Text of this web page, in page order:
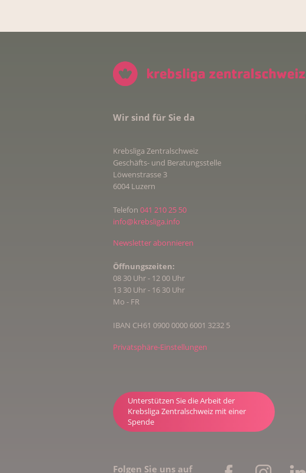
Wir sind für Sie da
Krebsliga Zentralschweiz
Geschäfts- und Beratungsstelle
Löwenstrasse 3
6004 Luzern
Telefon 041 210 25 50
info@krebsliga.info
Newsletter abonnieren
Öffnungszeiten:
08 30 Uhr - 12 00 Uhr
13 30 Uhr - 16 30 Uhr
Mo - FR
IBAN CH61 0900 0000 6001 3232 5
Privatsphäre-Einstellungen
Unterstützen Sie die Arbeit der
Krebsliga Zentralschweiz mit einer
Spende
Folgen Sie uns auf